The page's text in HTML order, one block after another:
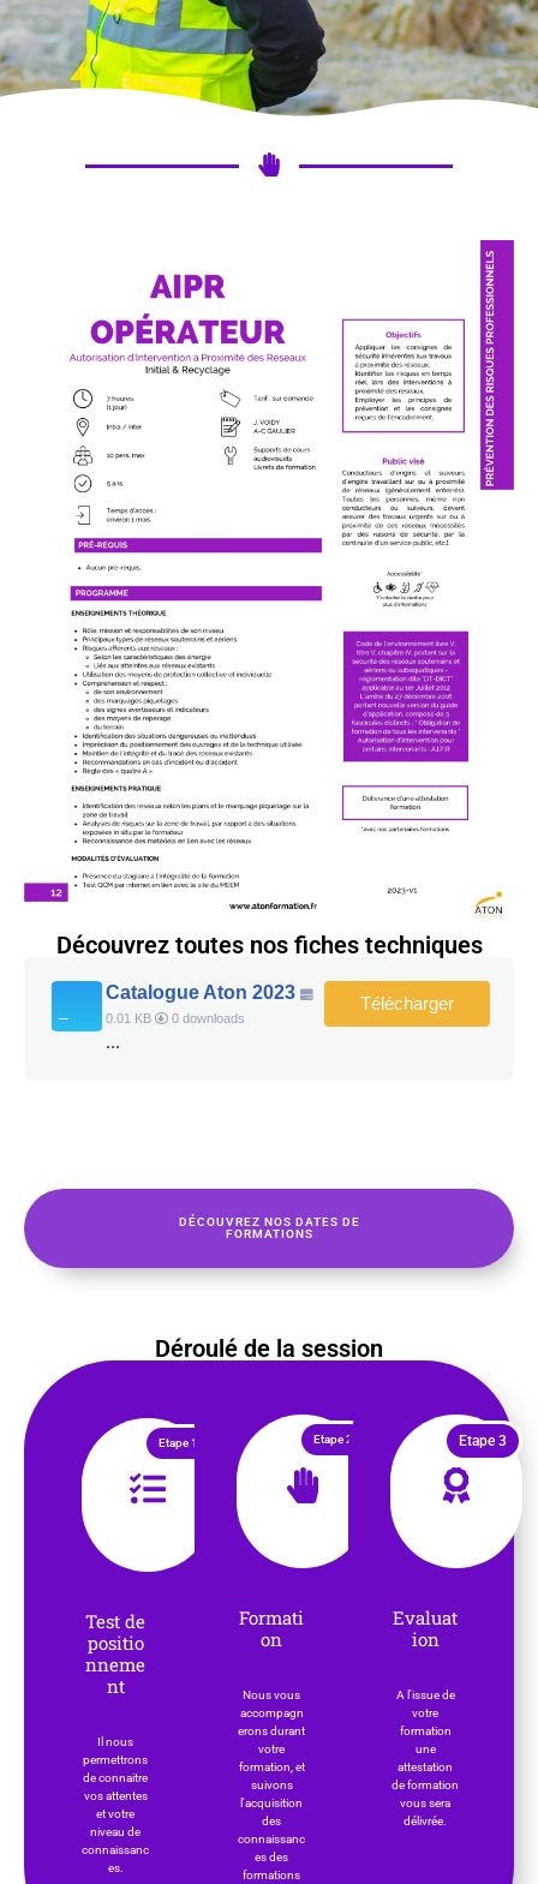
Découvrez toutes nos fiches techniques
Catalogue Aton 2023
0.01 KB 0 downloads
...
Télécharger
DÉCOUVREZ NOS DATES DE
FORMATIONS
Déroulé de la session
Etape 1
Test de
positio
nneme
nt
Il nous
permettrons
de connaitre
vos attentes
et votre
niveau de
connaissanc
es.
Etape 2
Formati
on
Nous vous
accompagn
erons durant
votre
formation, et
suivons
l'acquisition
des
connaissanc
es des
formations
Etape 3
Evaluat
ion
A l'issue de
votre
formation
une
attestation
de formation
vous sera
délivrée.